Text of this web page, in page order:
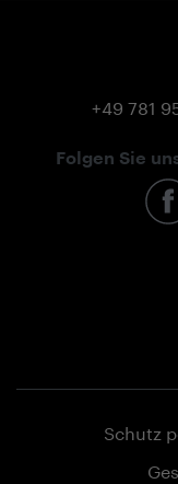
+49 781
Folgen Sie
Schutz